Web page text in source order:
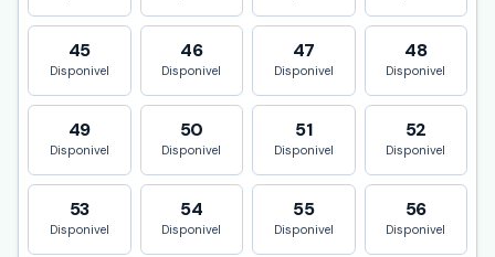
45
Disponivel
46
Disponivel
47
Disponivel
48
Disponivel
49
Disponivel
50
Disponivel
51
Disponivel
52
Disponivel
53
Disponivel
54
Disponivel
55
Disponivel
56
Disponivel